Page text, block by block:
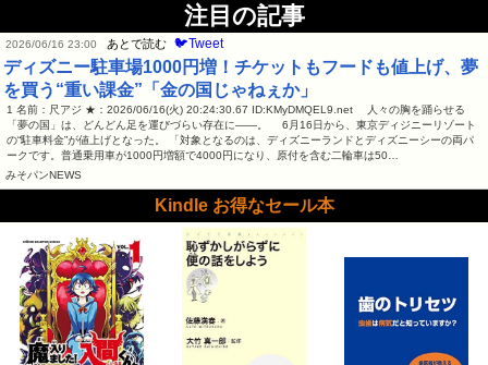
注目の記事
2026/06/16 23:00 あとで読む 🐦Tweet
ディズニー駐車場1000円増！チケットもフードも値上げ、夢
を買う“重い課金”「金の国じゃねぇか」
1 名前：尺アジ ★：2026/06/16(火) 20:24:30.67 ID:KMyDMQEL9.net 人々の胸を踊らせる
「夢の国」は、どんどん足を運びづらい存在に――。 6月16日から、東京ディジニーリゾート
の“駐車料金”が値上げとなった。 「対象となるのは、ディズニーランドとディズニーシーの両パ
ークです。普通乗用車が1000円増額で4000円になり、原付を含む二輪車は50…
みそパンNEWS
Kindle お得なセール本